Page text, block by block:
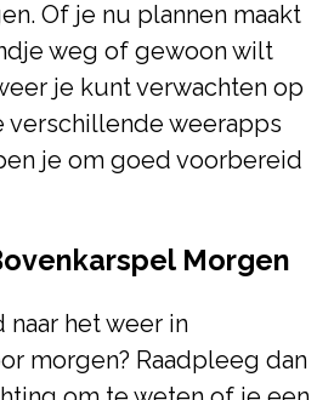
Of je nu plannen maakt
weg of gewoon wilt
je kunt verwachten op
verschillende weerapps
je om goed voorbereid
Morgen
het weer in
morgen? Raadpleeg dan